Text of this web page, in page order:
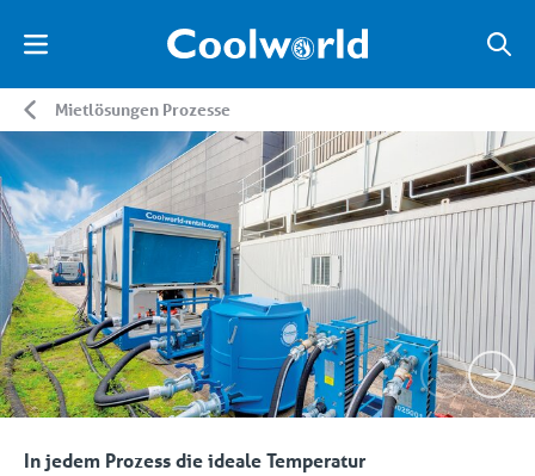
Mietlösungen Prozesse
In jedem Prozess die ideale Temperatur